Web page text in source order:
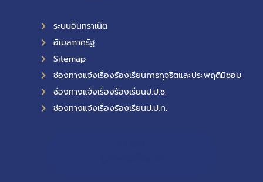
ระบบอินทราเน็ต
อีเมลภาครัฐ
Sitemap
ช่องทางแจ้งเรื่องร้องเรียนการทุจริตและประพฤติมิชอบ
ช่องทางแจ้งเรื่องร้องเรียนป.ป.ช.
ช่องทางแจ้งเรื่องร้องเรียนป.ป.ท.